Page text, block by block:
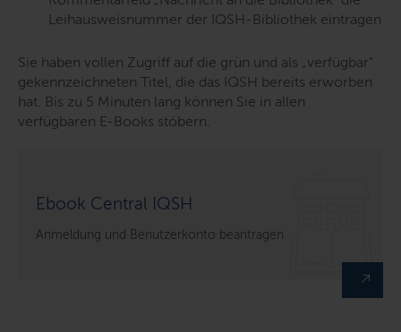
Leihausweisnummer der IQSH-Bibliothek eintragen
Sie haben vollen Zugriff auf die grün und als „verfügbar“
gekennzeichneten Titel, die das IQSH bereits erworben
hat. Bis zu 5 Minuten lang können Sie in allen
verfügbaren E-Books stöbern.
Ebook Central IQSH
Anmeldung und Benutzerkonto beantragen